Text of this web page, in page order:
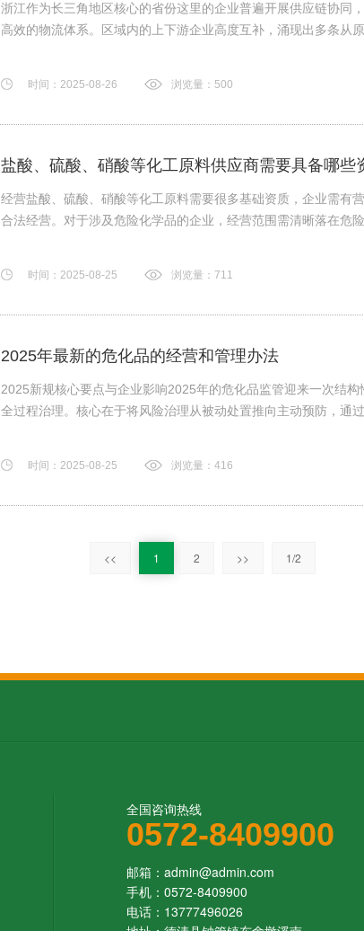
浙江作为长三角地区核心的省份这里的企业普遍开展供应链协同
高效的物流体系。区域内的上下游企业高度互补，涌现出多条从原
时间：2025-08-26 浏览量：500
盐酸、硫酸、硝酸等化工原料供应商需要具备哪些
经营盐酸、硫酸、硝酸等化工原料需要很多基础资质，企业需有
合法经营。对于涉及危险化学品的企业，经营范围需清晰落在危险
时间：2025-08-25 浏览量：711
2025年最新的危化品的经营和管理办法
2025新规核心要点与企业影响2025年的危化品监管迎来一次结
全过程治理。核心在于将风险治理从被动处置推向主动预防，通过
时间：2025-08-25 浏览量：416
<< 1 2 >> 1/2
全国咨询热线
0572-8409900
邮箱：admin@admin.com
手机：0572-8409900
电话：13777496026